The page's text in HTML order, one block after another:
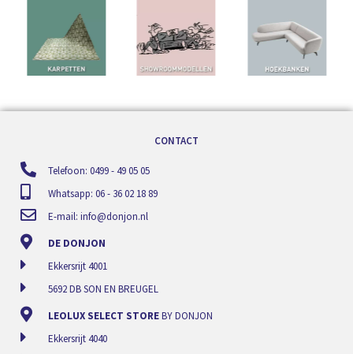
CONTACT
Telefoon: 0499 - 49 05 05
Whatsapp: 06 - 36 02 18 89
E-mail: info@donjon.nl
DE DONJON
Ekkersrijt 4001
5692 DB SON EN BREUGEL
LEOLUX SELECT STOREBY DONJON
Ekkersrijt 4040